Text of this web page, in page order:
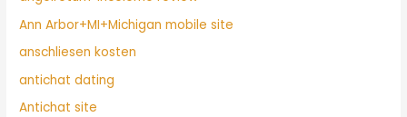
Ann Arbor+MI+Michigan mobile site
anschliesen kosten
antichat dating
Antichat site